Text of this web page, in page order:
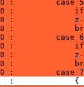
:         case
:
:
:
:         case
:
:
:
:         case
:             {